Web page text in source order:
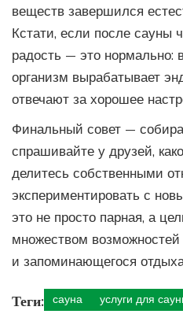
веществ завершился
Кстати, если после сауны
радость — это нормально:
организм вырабатывает
отвечают за хорошее
Финальный совет —
спрашивайте у друзей,
делитесь собственными
экспериментировать с
это не просто парная, а
множеством возможностей
и запоминающегося
Теги: сауна услуги для